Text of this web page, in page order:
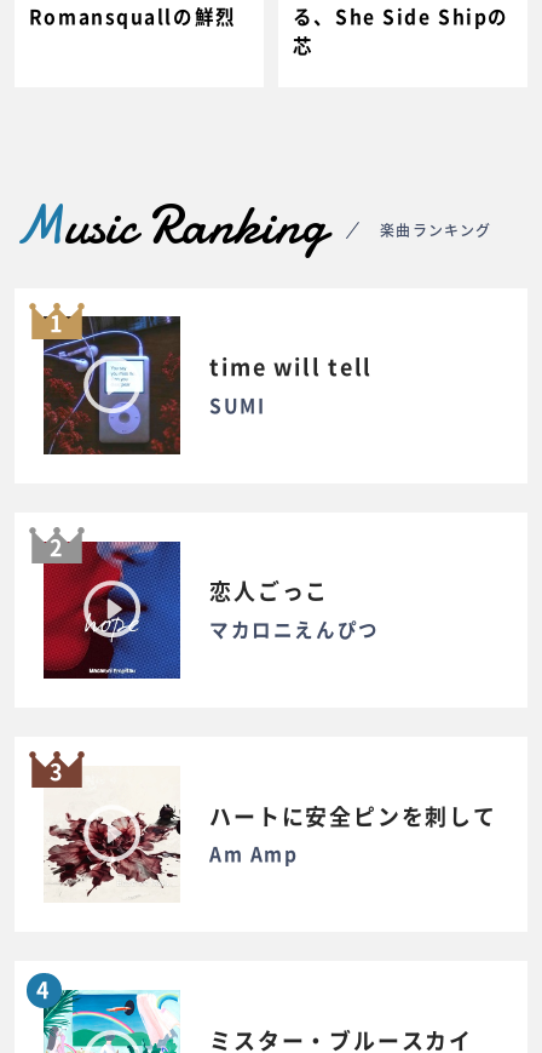
Romansquallの鮮烈
る、She Side Shipの
芯
Music Ranking 楽曲ランキング
1
time will tell
SUMI
2
恋人ごっこ
マカロニえんぴつ
3
ハートに安全ピンを刺して
Am Amp
4
ミスター・ブルースカイ